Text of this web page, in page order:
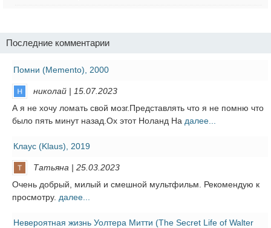
Последние комментарии
Помни (Memento), 2000
николай | 15.07.2023
А я не хочу ломать свой мозг.Представлять что я не помню что
было пять минут назад.Ох этот Ноланд На далее...
Клаус (Klaus), 2019
Татьяна | 25.03.2023
Очень добрый, милый и смешной мультфильм. Рекомендую к
просмотру. далее...
Невероятная жизнь Уолтера Митти (The Secret Life of Walter